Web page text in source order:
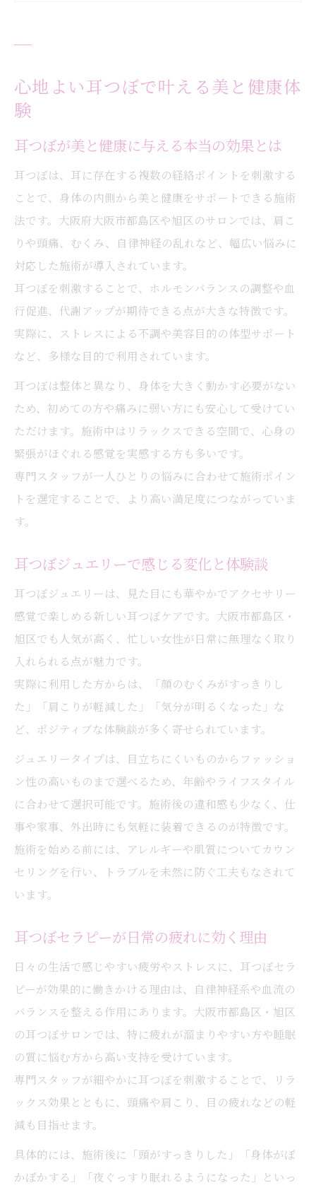
アロマと耳つぼの組み合わせ効果を徹底解
秘訣
リラックス空間で耳つぼとアロマの相乗作
用
耳つぼジュエリー使用時のアロマ活用術
アロマと耳つぼケアの体感できる違い
大阪市エリアで耳つぼが注目される理由
耳つぼジュエリーが大阪女性に人気の秘密
都島や旭区で耳つぼダイエットが話題のワ
大阪市で広がる耳つぼケアの最新動向
忙しい女性でも続く耳つぼケアの魅力
耳つぼケアが忙しい毎日にフィットする理
由
耳つぼセラピーで継続しやすいセルフケア
法
耳つぼダイエットが続けやすいポイント
リフトアップや心の安定に耳つぼ活用法
耳つぼセラピーが心の安定をサポートする
耳つぼジュエリーでフェイスラインの変化
を実感
耳つぼケアでストレスや不調をやわらげる
方法
生活に取り入れる耳つぼとアロマのヒント
耳つぼジュエリーとアロマで快適な生活習
慣
耳つぼケアを無理なく続ける生活のコツ
アロマと耳つぼでできる簡単セルフケア術
耳つぼダイエットを続けるための工夫
心地よい耳つぼで叶える美と健康体
験
耳つぼが美と健康に与える本当の効果とは
耳つぼは、耳に存在する複数の経絡ポイントを刺激する
ことで、身体の内側から美と健康をサポートできる施術
法です。大阪府大阪市都島区や旭区のサロンでは、肩こ
りや頭痛、むくみ、自律神経の乱れなど、幅広い悩みに
対応した施術が導入されています。
耳つぼを刺激することで、ホルモンバランスの調整や血
行促進、代謝アップが期待できる点が大きな特徴です。
実際に、ストレスによる不調や美容目的の体型サポート
など、多様な目的で利用されています。
耳つぼは整体と異なり、身体を大きく動かす必要がない
ため、初めての方や痛みに弱い方にも安心して受けてい
ただけます。施術中はリラックスできる空間で、心身の
緊張がほぐれる感覚を実感する方も多いです。
専門スタッフが一人ひとりの悩みに合わせて施術ポイン
トを選定することで、より高い満足度につながっていま
す。
耳つぼジュエリーで感じる変化と体験談
耳つぼジュエリーは、見た目にも華やかでアクセサリー
感覚で楽しめる新しい耳つぼケアです。大阪市都島区・
旭区でも人気が高く、忙しい女性が日常に無理なく取り
入れられる点が魅力です。
実際に利用した方からは、「顔のむくみがすっきりし
た」「肩こりが軽減した」「気分が明るくなった」な
ど、ポジティブな体験談が多く寄せられています。
ジュエリータイプは、目立ちにくいものからファッショ
ン性の高いものまで選べるため、年齢やライフスタイル
に合わせて選択可能です。施術後の違和感も少なく、仕
事や家事、外出時にも気軽に装着できるのが特徴です。
施術を始める前には、アレルギーや肌質についてカウン
セリングを行い、トラブルを未然に防ぐ工夫もなされて
います。
耳つぼセラピーが日常の疲れに効く理由
日々の生活で感じやすい疲労やストレスに、耳つぼセラ
ピーが効果的に働きかける理由は、自律神経系や血流の
バランスを整える作用にあります。大阪市都島区・旭区
の耳つぼサロンでは、特に疲れが溜まりやすい方や睡眠
の質に悩む方から高い支持を受けています。
専門スタッフが細やかに耳つぼを刺激することで、リラ
ックス効果とともに、頭痛や肩こり、目の疲れなどの軽
減も目指せます。
具体的には、施術後に「頭がすっきりした」「身体がぽ
かぽかする」「夜ぐっすり眠れるようになった」といっ